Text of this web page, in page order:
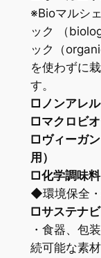
※Bioマルシ
ック （
ック（
を使わずに
す。
□ノンアレ
□マクロビ
□ヴィーガ
用）
□化学調味
◆環境保全
□サステナ
・食器、包
続可能な素